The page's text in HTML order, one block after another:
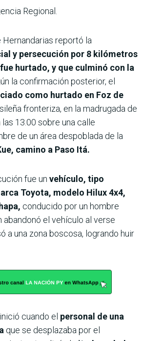
Regional.
Hernandarias reportó la
y persecución por 8 kilómetros
hurtado, y que culminó con la
la confirmación posterior, el
como hurtado en Foz de
fronteriza, en la madrugada de
las 13.00 sobre una calle
de un área despoblada de la
camino a Paso Itá.
fue un vehículo, tipo
Toyota, modelo Hilux 4x4,
conducido por un hombre
abandonó el vehículo al verse
a una zona boscosa, logrando huir
cuando el personal de una
que se desplazaba por el